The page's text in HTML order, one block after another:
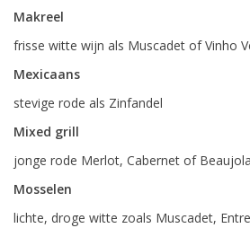
Makreel
frisse witte wijn als Muscadet of Vinho
Mexicaans
stevige rode als Zinfandel
Mixed grill
jonge rode Merlot, Cabernet of
Mosselen
lichte, droge witte zoals Muscadet,